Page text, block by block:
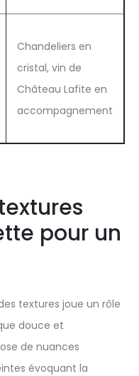
Chandeliers en
cristal, vin de
Château Lafite en
accompagnement
pour un
textures joue un rôle
douce et
de nuances
évoquant la